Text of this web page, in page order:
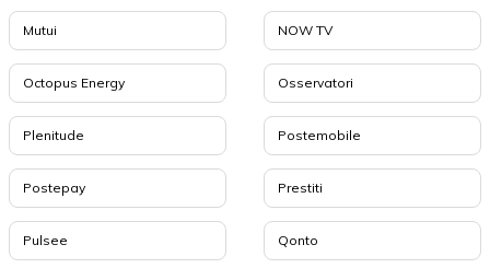
Mutui NOW TV
Octopus Energy Osservatori
Plenitude Postemobile
Postepay Prestiti
Pulsee Qonto